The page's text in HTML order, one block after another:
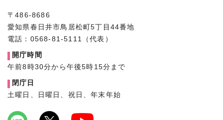
〒486-8686
愛知県春日井市鳥居松町5丁目44番地
電話：0568-81-5111（代表）
開庁時間
午前8時30分から午後5時15分まで
閉庁日
土曜日、日曜日、祝日、年末年始